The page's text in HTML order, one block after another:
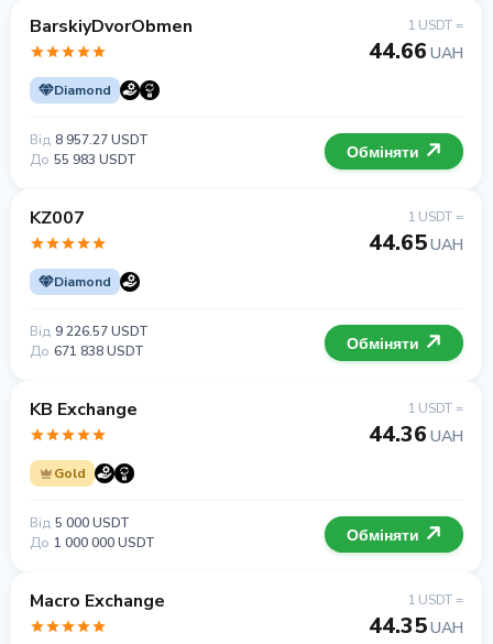
BarskiyDvorObmen
Diamond
1 USDT =
44.66 UAH
Від 8 957.27 USDT
До 55 983 USDT Обміняти
KZ007
Diamond
1 USDT =
44.65UAH
Від 9 226.57 USDT
До 671 838 USDT Обміняти
KB Exchange
Gold
1 USDT =
44.36 UAH
Від 5 000 USDT
До 1 000 000 USDT Обміняти
Macro Exchange 1 USDT =
44.35UAH